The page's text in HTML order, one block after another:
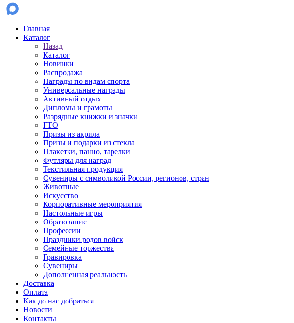
Главная
Каталог
Назад
Каталог
Новинки
Распродажа
Награды по видам спорта
Универсальные награды
Активный отдых
Дипломы и грамоты
Разрядные книжки и значки
ГТО
Призы из акрила
Призы и подарки из стекла
Плакетки, панно, тарелки
Футляры для наград
Текстильная продукция
Сувениры с символикой России, регионов, стран
Животные
Искусство
Корпоративные мероприятия
Настольные игры
Образование
Профессии
Праздники родов войск
Семейные торжества
Гравировка
Сувениры
Дополненная реальность
Доставка
Оплата
Как до нас добраться
Новости
Контакты